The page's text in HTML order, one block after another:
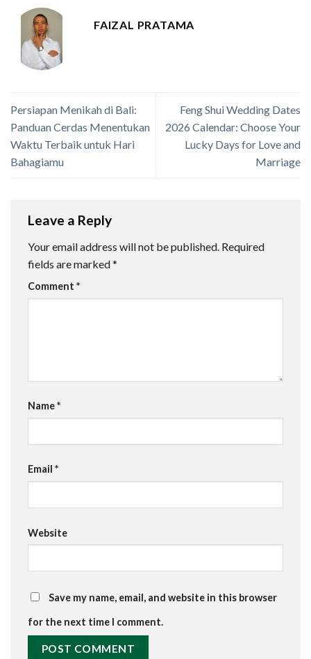
FAIZAL PRATAMA
Persiapan Menikah di Bali:
Panduan Cerdas Menentukan
Waktu Terbaik untuk Hari
Bahagiamu
Feng Shui Wedding Dates
2026 Calendar: Choose Your
Lucky Days for Love and
Marriage
Leave a Reply
Your email address will not be published. Required
fields are marked*
Comment *
Name*
Email *
Website
Save my name, email, and website in this browser
for the next time I comment.